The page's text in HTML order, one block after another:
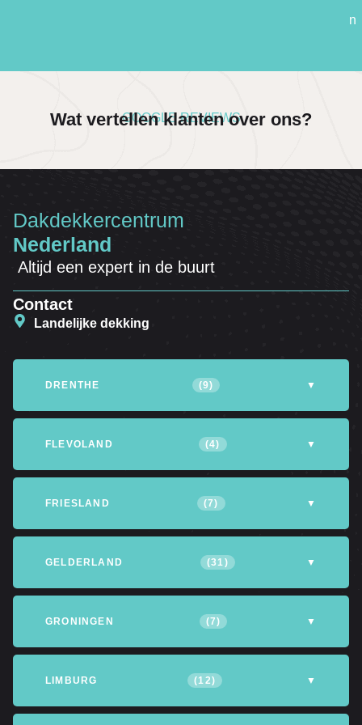
n
GOOGLE REVIEWS
Wat vertellen klanten over ons?
Dakdekkercentrum
Nederland
Altijd een expert in de buurt
Contact
Landelijke dekking
DRENTHE (9) ▼
Emmen Hoogeveen Meppel
FLEVOLAND (4) ▼
Noordoostpolder
FRIESLAND (7) ▼
Opsterland Smallingerland Tytsjerksteradiel
GELDERLAND (31) ▼
Berg en Dal Berkelland Culemborg
GRONINGEN (7) ▼
Hoorn Noordwijk Stadskanaal
LIMBURG (12) ▼